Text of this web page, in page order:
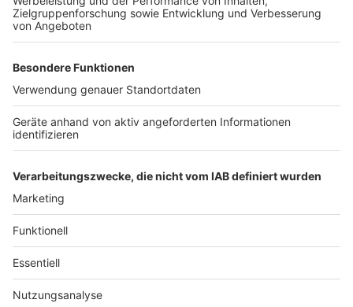
gesamten Sommer und länger über bestehen
bleiben, weil die Personalknappheit am
Mitarbeiter ausgeglichen werden kann. Allein die
Sicherheitschecks, die gemacht werden müssen,
um neue Mitarbeiter einzusetzen, werden
Wochen in Anspruch nehmen.
Autor: Joachim Schultheis
Anzeige